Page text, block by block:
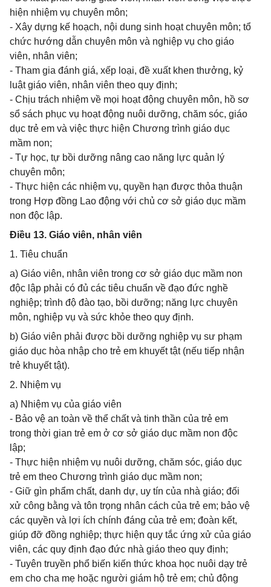
hiện nhiệm vụ chuyên môn;
- Xây dựng kế hoạch, nội dung sinh hoạt chuyên môn; tổ
chức hướng dẫn chuyên môn và nghiệp vụ cho giáo
viên, nhân viên;
- Tham gia đánh giá, xếp loại, đề xuất khen thưởng, kỷ
luật giáo viên, nhân viên theo quy định;
- Chịu trách nhiệm về mọi hoạt động chuyên môn, hồ sơ
sổ sách phục vụ hoạt động nuôi dưỡng, chăm sóc, giáo
dục trẻ em và việc thực hiện Chương trình giáo dục
mầm non;
- Tự học, tự bồi dưỡng nâng cao năng lực quản lý
chuyên môn;
- Thực hiện các nhiệm vụ, quyền hạn được thỏa thuận
trong Hợp đồng Lao động với chủ cơ sở giáo dục mầm
non độc lập.
Điều 13. Giáo viên, nhân viên
1. Tiêu chuẩn
a) Giáo viên, nhân viên trong cơ sở giáo dục mầm non
độc lập phải có đủ các tiêu chuẩn về đạo đức nghề
nghiệp; trình độ đào tạo, bồi dưỡng; năng lực chuyên
môn, nghiệp vụ và sức khỏe theo quy định.
b) Giáo viên phải được bồi dưỡng nghiệp vụ sư phạm
giáo dục hòa nhập cho trẻ em khuyết tật (nếu tiếp nhận
trẻ khuyết tật).
2. Nhiệm vụ
a) Nhiệm vụ của giáo viên
- Bảo vệ an toàn về thể chất và tinh thần của trẻ em
trong thời gian trẻ em ở cơ sở giáo dục mầm non độc
lập;
- Thực hiện nhiệm vụ nuôi dưỡng, chăm sóc, giáo dục
trẻ em theo Chương trình giáo dục mầm non;
- Giữ gìn phẩm chất, danh dự, uy tín của nhà giáo; đối
xử công bằng và tôn trọng nhân cách của trẻ em; bảo vệ
các quyền và lợi ích chính đáng của trẻ em; đoàn kết,
giúp đỡ đồng nghiệp; thực hiện quy tắc ứng xử của giáo
viên, các quy định đạo đức nhà giáo theo quy định;
- Tuyên truyền phổ biến kiến thức khoa học nuôi dạy trẻ
em cho cha mẹ hoặc người giám hộ trẻ em; chủ động